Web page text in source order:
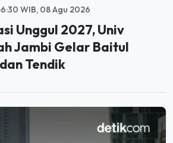
Unggul 2027, Univ
Jambi Gelar Baitul
Tendik